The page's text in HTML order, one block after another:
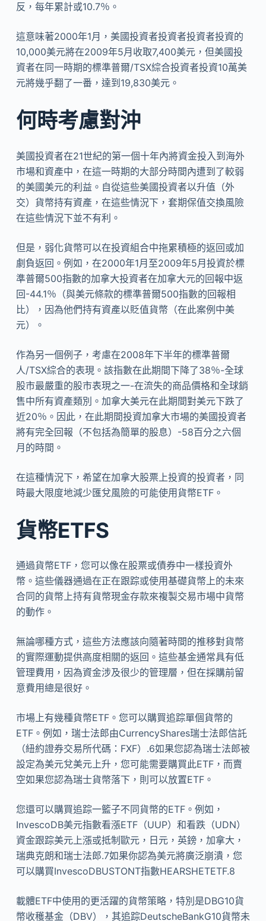
反，每年累計或10.7％。
這意味著2000年1月，美國投資者投資者投資者投資的
10,000美元將在2009年5月收取7,400美元，但美國投
資者在同一時期的標準普爾/TSX綜合投資者投資10萬美
元將幾乎翻了一番，達到19,830美元。
何時考慮對沖
美國投資者在21世紀的第一個十年內將資金投入到海外
市場和資產中，在這一時期的大部分時間內遭到了較弱
的美國美元的利益。自從這些美國投資者以升值（外
交）貨幣持有資產，在這些情況下，套期保值交換風險
在這些情況下並不有利。
但是，弱化貨幣可以在投資組合中拖累積極的返回或加
劇負返回。例如，在2000年1月至2009年5月投資於標
準普爾500指數的加拿大投資者在加拿大元的回報中返
回-44.1％（與美元條款的標準普爾500指數的回報相
比），因為他們持有資產以貶值貨幣（在此案例中美
元）。
作為另一個例子，考慮在2008年下半年的標準普爾
人/TSX綜合的表現。該指數在此期間下降了38％-全球
股市最嚴重的股市表現之一-在流失的商品價格和全球銷
售中所有資產類別。加拿大美元在此期間對美元下跌了
近20％。因此，在此期間投資加拿大市場的美國投資者
將有完全回報（不包括為簡單的股息）-58百分之六個
月的時間。
在這種情況下，希望在加拿大股票上投資的投資者，同
時最大限度地減少匯兌風險的可能使用貨幣ETF。
貨幣ETFS
通過貨幣ETF，您可以像在股票或債券中一樣投資外
幣。這些儀器通過在正在跟踪或使用基礎貨幣上的未來
合同的貨幣上持有貨幣現金存款來複製交易市場中貨幣
的動作。
無論哪種方式，這些方法應該向隨著時間的推移對貨幣
的實際運動提供高度相關的返回。這些基金通常具有低
管理費用，因為資金涉及很少的管理層，但在採購前留
意費用總是很好。
市場上有幾種貨幣ETF。您可以購買追踪單個貨幣的
ETF。例如，瑞士法郎由CurrencyShares瑞士法郎信託
（紐約證券交易所代碼：FXF）.6如果您認為瑞士法郎被
設定為美元兌美元上升，您可能需要購買此ETF，而賣
空如果您認為瑞士貨幣落下，則可以放置ETF。
您還可以購買追踪一籃子不同貨幣的ETF。例如，
InvescoDB美元指數看漲ETF（UUP）和看跌（UDN）
資金跟踪美元上漲或抵制歐元，日元，英鎊，加拿大，
瑞典克朗和瑞士法郎.7如果你認為美元將廣泛崩潰，您
可以購買InvescoDBUSTONT指數HEARSHETETF.8
載體ETF中使用的更活躍的貨幣策略，特別是DBG10貨
幣收穫基金（DBV），其追踪DeutscheBankG10貨幣未